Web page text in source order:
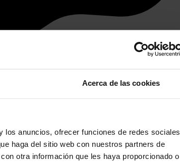
Acerca de las cookies
los anuncios, ofrecer funciones de redes sociales
haga del sitio web con nuestros partners de
otra información que les haya proporcionado o